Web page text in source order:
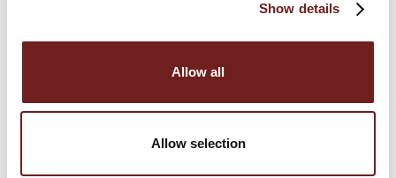
Show details
Allow all
Allow selection